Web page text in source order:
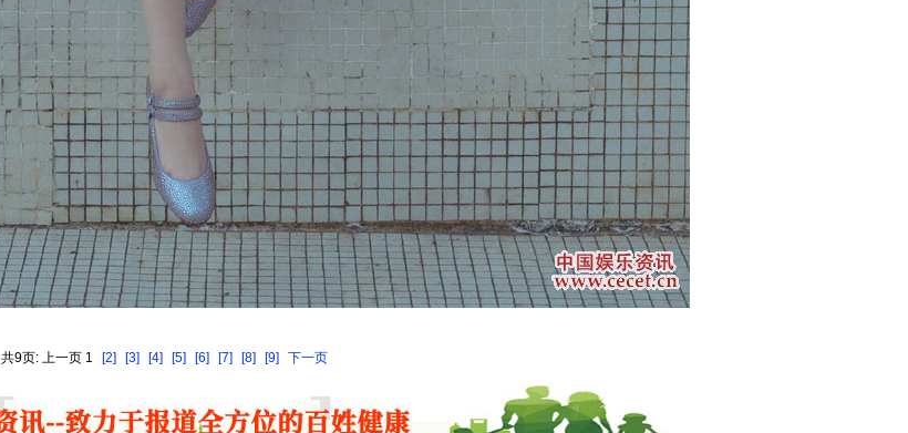
共9页: 上一页 1 [2] [3] [4] [5] [6] [7] [8] [9] 下一页